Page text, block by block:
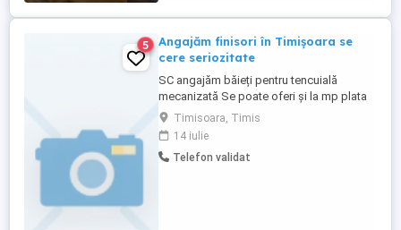
5
Angajăm finisori în Timișoara se
cere seriozitate
SC angajăm băieți pentru tencuială
mecanizată Se poate oferi și la mp plata
Glet decorativă Se cere seriozitate și fără
alcool Detali
Timisoara, Timis
14 iulie
Telefon validat